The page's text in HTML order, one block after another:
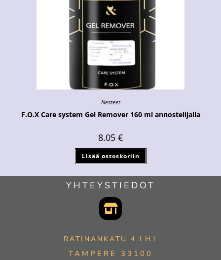
Nesteet
F.O.X Care system Gel Remover 160 ml annostelijalla
8.05 €
Lisää ostoskoriin
YHTEYSTIEDOT
RATINANKATU 4 LH1
TAMPERE 33100